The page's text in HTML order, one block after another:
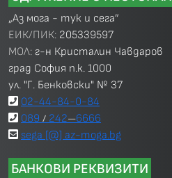
„Аз мога - тук и сега”
ЕИК/ПИК: 205339597
МОЛ: г-н Кристалин Чавдаров
град София п.к. 1000
ул. "Г. Бенковски" № 37
02-44-84-0-84
089 / 242—6666
sega [@] az-moga.bg
БАНКОВИ РЕКВИЗИТИ